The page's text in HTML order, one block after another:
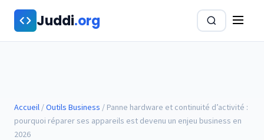
Aller au contenu principal
Juddi.org
Accueil /Outils Business / Panne hardware et continuité d’activité :
pourquoi réparer ses appareils est devenu un enjeu business en
2026